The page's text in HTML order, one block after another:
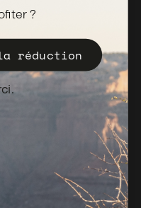
?
réduction